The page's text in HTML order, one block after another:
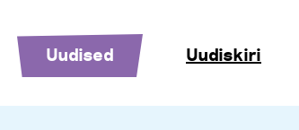
Uudised Uudiskiri